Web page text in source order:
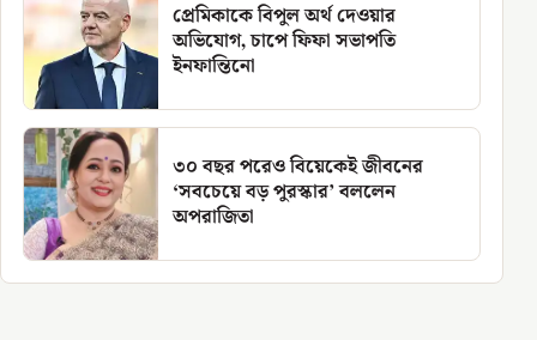
প্রেমিকাকে বিপুল অর্থ দেওয়ার
অভিযোগ, চাপে ফিফা সভাপতি
ইনফান্তিনো
৩০ বছর পরেও বিয়েকেই জীবনের
‘সবচেয়ে বড় পুরস্কার’ বললেন
অপরাজিতা